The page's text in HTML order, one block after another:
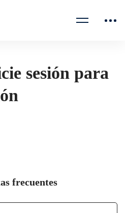
sesión para
frecuentes